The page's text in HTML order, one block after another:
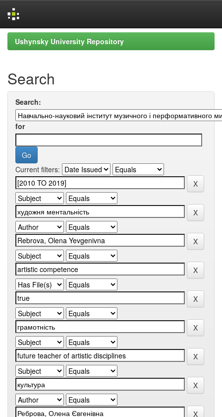
Skip
navigation
Ushynsky University Repository
Search
Search:
for
Current filters: